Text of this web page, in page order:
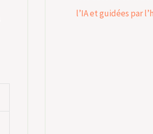
l’IA et guidées par